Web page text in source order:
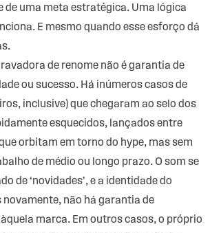
de uma meta estratégica. Uma lógica
E mesmo quando esse esforço dá
de renome não é garantia de
ou sucesso. Há inúmeros casos de
inclusive) que chegaram ao selo dos
esquecidos, lançados entre
orbitam em torno do hype, mas sem
de médio ou longo prazo. O som se
de ‘novidades’, e a identidade do
não há garantia de
marca. Em outros casos, o próprio